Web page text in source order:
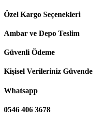
Özel Kargo Seçenekleri
Ambar ve Depo Teslim
Güvenli Ödeme
Kişisel Verileriniz Güvende
Whatsapp
0546 406 3678